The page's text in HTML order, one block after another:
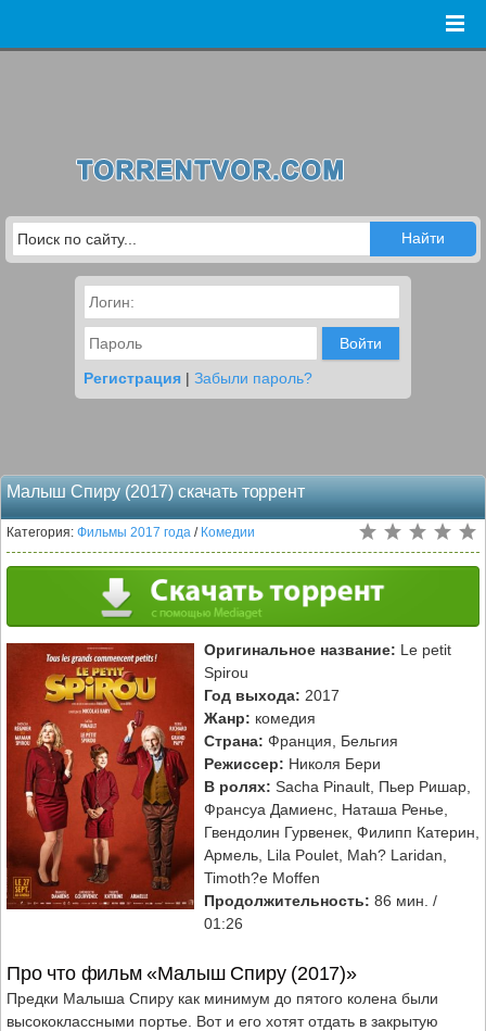
Войти
Регистрация | Забыли пароль?
Малыш Спиру (2017) скачать торрент
Категория: Фильмы 2017 года / Комедии
Оригинальное название: Le petit
Spirou
Год выхода: 2017
Жанр: комедия
Страна: Франция, Бельгия
Режиссер: Николя Бери
В ролях: Sacha Pinault, Пьер Ришар,
Франсуа Дамиенс, Наташа Ренье,
Гвендолин Гурвенек, Филипп Катерин,
Армель, Lila Poulet, Mah? Laridan,
Timoth?e Moffen
Продолжительность: 86 мин. /
01:26
Про что фильм «Малыш Спиру (2017)»
Предки Малыша Спиру как минимум до пятого колена были
высококлассными портье. Вот и его хотят отдать в закрытую